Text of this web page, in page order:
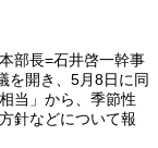
部長=石井啓一幹事
を開き、5月8日に同
当」から、季節性
針などについて報